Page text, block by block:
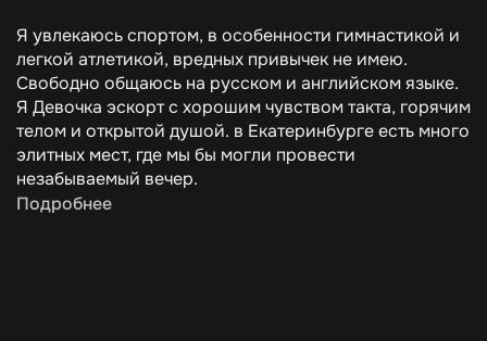
Я увлекаюсь спортом, в особенности гимнастикой и
легкой атлетикой, вредных привычек не имею.
Свободно общаюсь на русском и английском языке.
Я Девочка эскорт с хорошим чувством такта, горячим
телом и открытой душой. в Екатеринбурге есть много
элитных мест, где мы бы могли провести
незабываемый вечер.
Подробнее